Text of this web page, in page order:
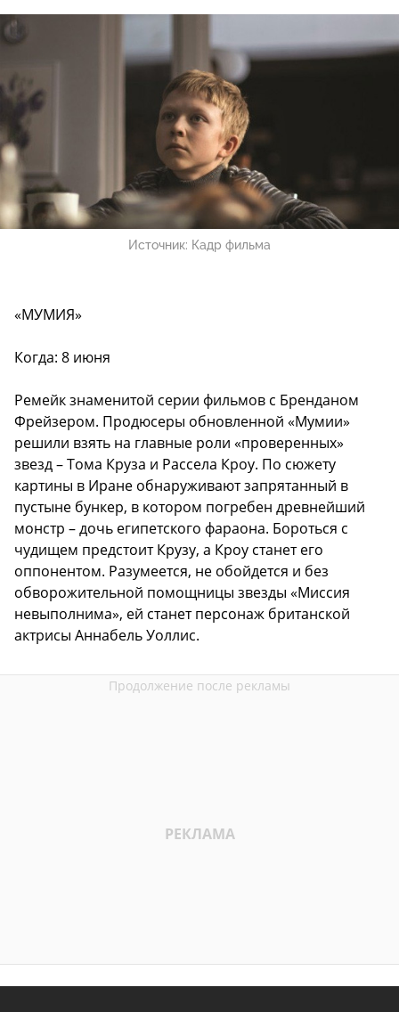
Источник: Кадр фильма
«МУМИЯ»
Когда: 8 июня
Ремейк знаменитой серии фильмов с Бренданом
Фрейзером. Продюсеры обновленной «Мумии»
решили взять на главные роли «проверенных»
звезд – Тома Круза и Рассела Кроу. По сюжету
картины в Иране обнаруживают запрятанный в
пустыне бункер, в котором погребен древнейший
монстр – дочь египетского фараона. Бороться с
чудищем предстоит Крузу, а Кроу станет его
оппонентом. Разумеется, не обойдется и без
обворожительной помощницы звезды «Миссия
невыполнима», ей станет персонаж британской
актрисы Аннабель Уоллис.